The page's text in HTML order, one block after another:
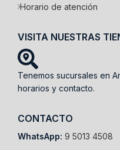
Horario de atención
VISITA NUESTRAS
Tenemos sucursales en
horarios y contacto.
CONTACTO
WhatsApp: 9 5013 4508